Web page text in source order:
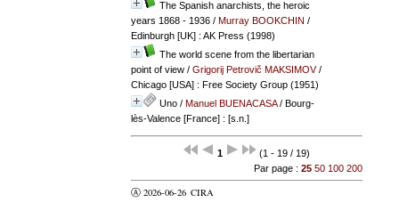
The Spanish anarchists, the heroic
years 1868 - 1936/ Murray BOOKCHIN /
Edinburgh [UK] : AK Press (1998)
The world scene from the libertarian
point of view/ Grigorij Petrovič MAKSIMOV/
Chicago [USA] : Free Society Group (1951)
Uno/ Manuel BUENACASA/ Bourg-
lès-Valence [France] : [s.n.]
1
(1 - 19 / 19)
Par page : 25 50 100 200
Ⓐ 2026-06-26 CIRA